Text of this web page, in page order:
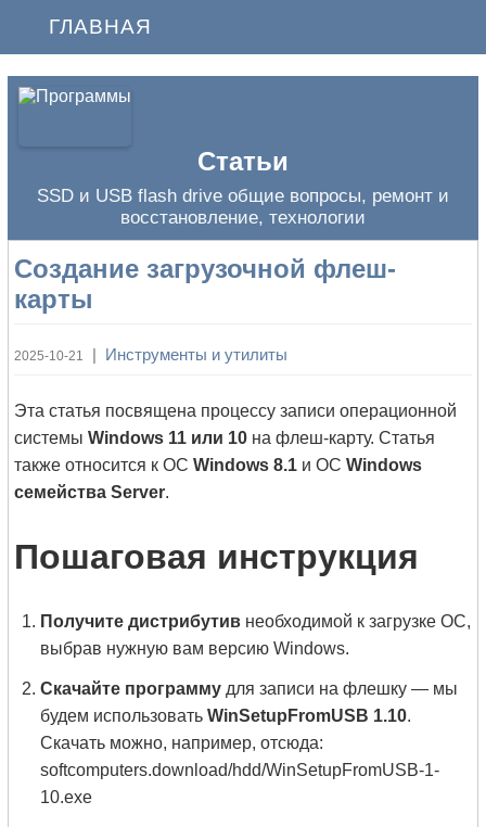
ГЛАВНАЯ
Статьи
SSD и USB flash drive общие вопросы, ремонт и
восстановление, технологии
Создание загрузочной флеш-
карты
2025-10-21 | Инструменты и утилиты
Эта статья посвящена процессу записи операционной
системыWindows 11 или 10 на флеш-карту. Статья
также относится к ОСWindows 8.1 и ОСWindows
семейства Server.
Пошаговая инструкция
Получите дистрибутив необходимой к загрузке ОС,
выбрав нужную вам версию Windows.
Скачайте программу для записи на флешку — мы
будем использоватьWinSetupFromUSB 1.10.
Скачать можно, например, отсюда:
softcomputers.download/hdd/WinSetupFromUSB-1-
10.exe